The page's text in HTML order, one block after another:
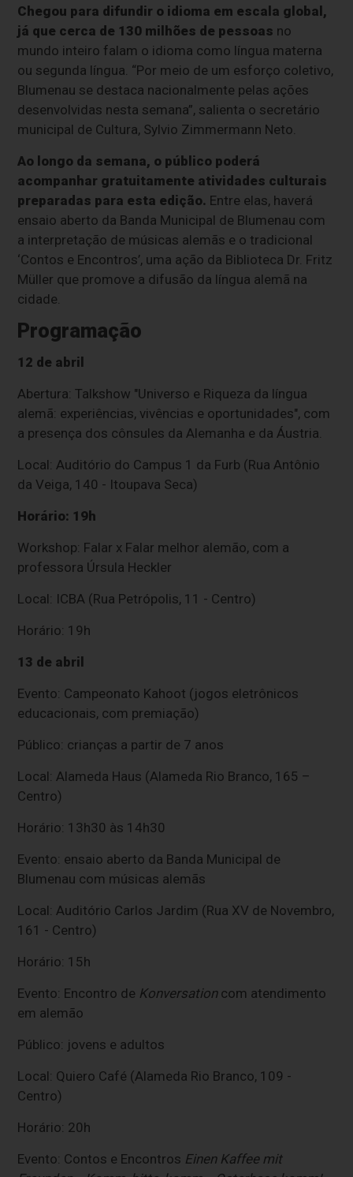
Chegou para difundir o idioma em escala global,
já que cerca de 130 milhões de pessoas no
mundo inteiro falam o idioma como língua materna
ou segunda língua. “Por meio de um esforço coletivo,
Blumenau se destaca nacionalmente pelas ações
desenvolvidas nesta semana”, salienta o secretário
municipal de Cultura, Sylvio Zimmermann Neto.
Ao longo da semana, o público poderá
acompanhar gratuitamente atividades culturais
preparadas para esta edição. Entre elas, haverá
ensaio aberto da Banda Municipal de Blumenau com
a interpretação de músicas alemãs e o tradicional
‘Contos e Encontros’, uma ação da Biblioteca Dr. Fritz
Müller que promove a difusão da língua alemã na
cidade.
Programação
12 de abril
Abertura: Talkshow "Universo e Riqueza da língua
alemã: experiências, vivências e oportunidades", com
a presença dos cônsules da Alemanha e da Áustria.
Local: Auditório do Campus 1 da Furb (Rua Antônio
da Veiga, 140 - Itoupava Seca)
Horário: 19h
Workshop: Falar x Falar melhor alemão, com a
professora Úrsula Heckler
Local: ICBA (Rua Petrópolis, 11 - Centro)
Horário: 19h
13 de abril
Evento: Campeonato Kahoot (jogos eletrônicos
educacionais, com premiação)
Público: crianças a partir de 7 anos
Local: Alameda Haus (Alameda Rio Branco, 165 –
Centro)
Horário: 13h30 às 14h30
Evento: ensaio aberto da Banda Municipal de
Blumenau com músicas alemãs
Local: Auditório Carlos Jardim (Rua XV de Novembro,
161 - Centro)
Horário: 15h
Evento: Encontro de Konversationcom atendimento
em alemão
Público: jovens e adultos
Local: Quiero Café (Alameda Rio Branco, 109 -
Centro)
Horário: 20h
Evento: Contos e Encontros Einen Kaffee mit